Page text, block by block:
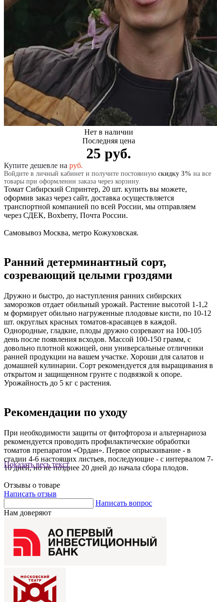
Нет в наличии
Последняя цена
25 руб.
Купите дешевле на руб.
Войдите в личный кабинет и получите постоянную скидку 3% на все
товары при оформлении заказа через корзину.
Томат Сибирский Спринтер, 20 шт. купить вы можете,
оформив заказ через сайт, доставка осуществляется
транспортной компанией по всей России, мы отправляем
через СДЕК, Boxberry, Почта России.
Показать весь текст
Самовывоз Москва, метро Кожуховская.
Ранний детерминантный сорт,
созревающий целыми гроздями
Дружно и быстро, до наступления ранних сибирских
заморозков отдает обильный урожай. Растение высотой 1-1,2
м формирует обильно нагруженные плодовые кисти, по 10-12
шт. округлых красных томатов-красавцев в каждой.
Однородные, гладкие, плоды дружно созревают на 100-105
день после появления всходов. Массой 100-150 грамм, с
довольно плотной кожицей, они универсальные отличники
ранней продукции на вашем участке. Хороши для салатов и
домашней кулинарии. Сорт рекомендуется для выращивания в
открытом и защищенном грунте с подвязкой к опоре.
Урожайность до 5 кг с растения.
Рекомендации по уходу
При необходимости защиты от фитофтороза и альтернариоза
рекомендуется проводить профилактические обработки
томатов препаратом «Ордан». Первое опрыскивание - в
стадии 4-6 настоящих листьев, последующие - с интервалом 7-
10 дней, но не позднее 20 дней до начала сбора плодов.
Отзывы о товаре
Написать отзыв
Написать вопрос
Нам доверяют